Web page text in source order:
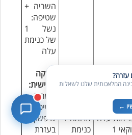
+
1
השריה +
אדומה 1
כנימת
השריה +
שטיפה:
נשל 1
של כנימת
עלה
בדיקה
חמישית:
השריה +
שטיפה +
שיפשוף
בעזרת
עזרה?
המלאכותית שלנו לשאלות
←